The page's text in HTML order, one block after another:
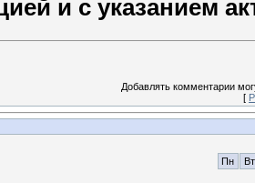
и с указанием
Добавлять комментарии
[
Пн Вт